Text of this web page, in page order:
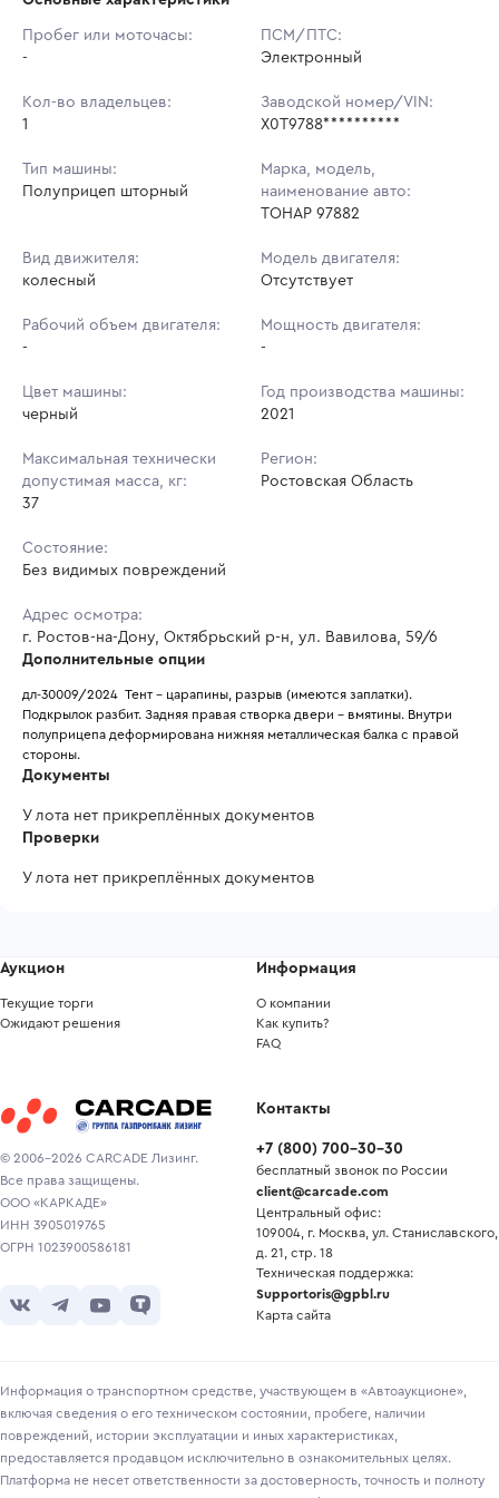
Шаг торгов: 5 000 ₽
Кол-во ставок:
Ставок не найдено
в аукционах
Пробег или моточасы:
-
ПСМ/ПТС:
Электронный
Кол-во владельцев:
1
Заводской номер/VIN:
X0T9788**********
Тип машины:
Полуприцеп шторный
Марка, модель,
наименование авто:
ТОНАР 97882
Вид движителя:
колесный
Модель двигателя:
Отсутствует
Рабочий объем двигателя:
-
Мощность двигателя:
-
Цвет машины:
черный
Год производства машины:
2021
Максимальная технически
допустимая масса, кг:
37
Регион:
Ростовская Область
Состояние:
Без видимых повреждений
Адрес осмотра:
г. Ростов-на-Дону, Октябрьский р-н, ул. Вавилова, 59/6
Дополнительные опции
дл-30009/2024  Тент - царапины, разрыв (имеются заплатки).
Подкрылок разбит. Задняя правая створка двери – вмятины. Внутри
полуприцепа деформирована нижняя металлическая балка с правой
стороны.
Документы
У лота нет прикреплённых документов
Проверки
У лота нет прикреплённых документов
© 2006-2026 CARCADE Лизинг.
Все права защищены.
ООО «КАРКАДЕ»
ИНН 3905019765
ОГРН 1023900586181
Аукцион
Текущие торги
Ожидают решения
Информация
О компании
Как купить?
FAQ
Контакты
+7 (800) 700-30-30
бесплатный звонок по России
client@carcade.com
Центральный офис:
109004, г. Москва, ул. Станиславского,
д. 21, стр. 18
Техническая поддержка:
Supportoris@gpbl.ru
Карта сайта
Информация о транспортном средстве, участвующем в «Автоаукционе»,
включая сведения о его техническом состоянии, пробеге, наличии
повреждений, истории эксплуатации и иных характеристиках,
предоставляется продавцом исключительно в ознакомительных целях.
Платформа не несет ответственности за достоверность, точность и полноту